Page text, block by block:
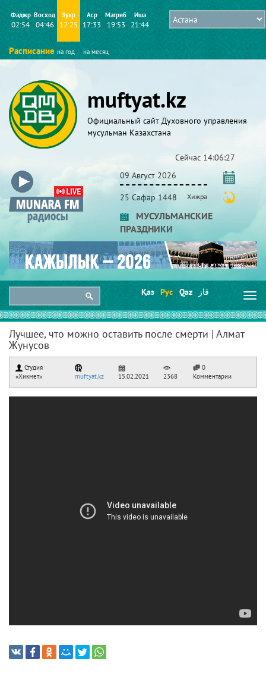
Фаджр
02:54
Восход
04:46
Зухр
12:25
Аср
17:33
Магриб
19:53
Иша
21:44
Расписание на год на месяц
muftyat.kz
Официальный сайт Духовного управления
мусульман Казахстана
Сейчас 14:06:28
09 Август 2026
25 Сафар 1448 Хижра
МУСУЛЬМАНСКИЕ
ПРАЗДНИКИ
Қаз Рус Qaz قاز
Лучшее, что можно оставить после смерти | Алмат
Жунусов
Студия
«Хикмет»
muftyat.kz 15.02.2021 2368
0
Комментарии